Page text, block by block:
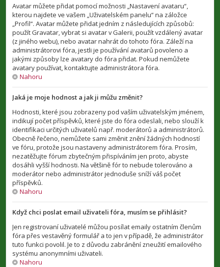
Avatar můžete přidat pomocí možnosti „Nastavení avataru“,
kterou najdete ve vašem „Uživatelském panelu“ na záložce
„Profil“. Avatar můžete přidat jedním z následujících způsobů:
použít Gravatar, vybrat si avatar v Galerii, použít vzdálený avatar
(z jiného webu), nebo avatar nahrát do tohoto fóra. Záleží na
administrátorovi fóra, jestli je používání avatarů povoleno a
jakými způsoby lze avatary do fóra přidat. Pokud nemůžete
avatary používat, kontaktujte administrátora fóra.
Nahoru
Jaká je moje hodnost a jak ji můžu změnit?
Hodnosti, které jsou zobrazeny pod vaším uživatelským jménem,
indikují počet příspěvků, které jste do fóra odeslali, nebo slouží k
identifikaci určitých uživatelů např. moderátorů a administrátorů.
Obecně řečeno, nemůžete sami změnit znění žádných hodností
ve fóru, protože jsou nastaveny administrátorem fóra. Prosím,
nezatěžujte fórum zbytečným přispíváním jen proto, abyste
dosáhli vyšší hodnosti. Na většině fór to nebude tolerováno a
moderátor nebo administrátor jednoduše sníží váš počet
příspěvků.
Nahoru
Když chci poslat email uživateli fóra, musím se přihlásit?
Jen registrovaní uživatelé můžou posílat emaily ostatním členům
fóra přes vestavěný formulář a to jen v případě, že administrátor
tuto funkci povolil. Je to z důvodu zabránění zneužití emailového
systému anonymními uživateli.
Nahoru